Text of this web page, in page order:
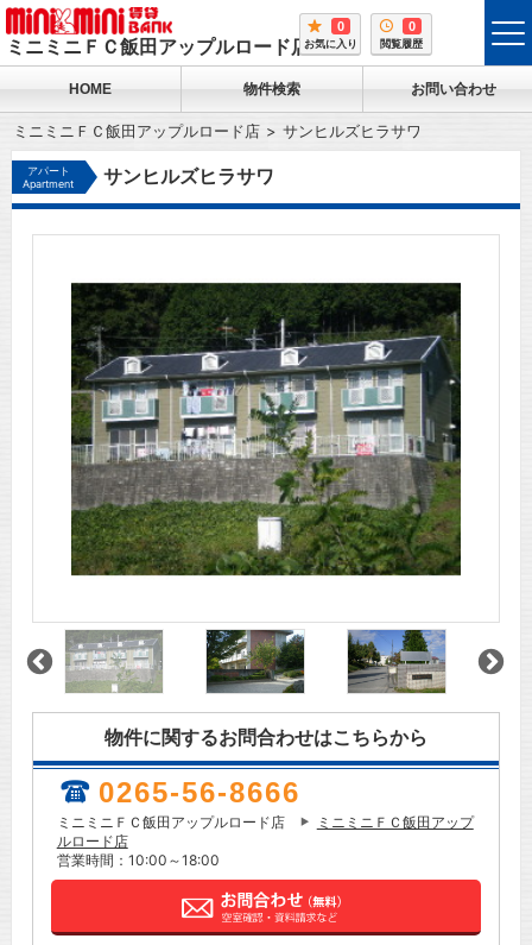
ミニミニＦＣ飯田アップルロード店
0
お気に入り
0
閲覧履歴
HOME 物件検索 お問い合わせ
ミニミニＦＣ飯田アップルロード店 サンヒルズヒラサワ
アパート
Apartment
サンヒルズヒラサワ
物件に関するお問合わせはこちらから
0265-56-8666
ミニミニＦＣ飯田アップルロード店
ミニミニＦＣ飯田アップ
ルロード店
営業時間：10:00～18:00